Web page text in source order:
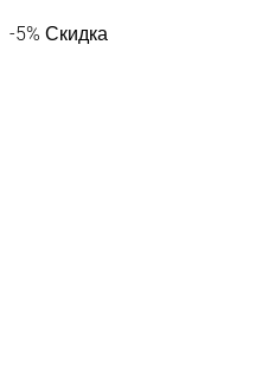
составляла
-5% Скидка